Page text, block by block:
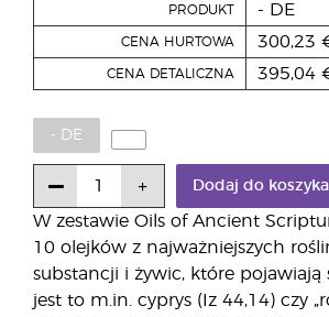
W zestawie Oils of Ancient
10 olejków z najważniejszych
substancji i żywic, które pojawiają
jest to m.in. cyprys (Iz 44,14) czy
PRODUKT - DE
CENA HURTOWA 300,23
CENA DETALICZNA 395,04
- DE
Dodaj do koszyka